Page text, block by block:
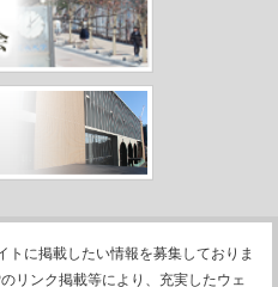
に掲載したい情報を募集しておりま
リンク掲載等により、充実したウェ